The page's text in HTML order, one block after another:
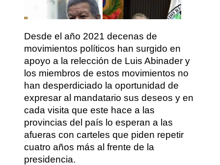
Desde el año 2021 decenas de
movimientos políticos han surgido en
apoyo a la relección de Luis Abinader y
los miembros de estos movimientos no
han desperdiciado la oportunidad de
expresar al mandatario sus deseos y en
cada visita que este hace a las
provincias del país lo esperan a las
afueras con carteles que piden repetir
cuatro años más al frente de la
presidencia.